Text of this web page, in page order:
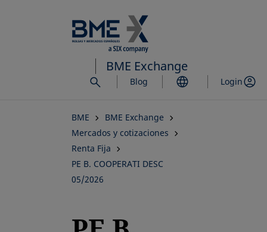
al
contenido
principal
BME Exchange
Blog Login
BME
BME Exchange
Mercados y cotizaciones
Renta Fija
PE B. COOPERATI DESC
05/2026